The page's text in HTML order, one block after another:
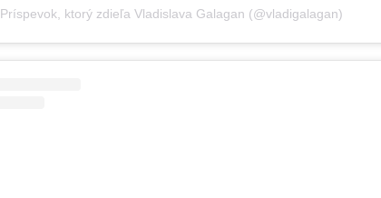
Príspevok, ktorý zdieľa Vladislava Galagan (@vladigalagan)